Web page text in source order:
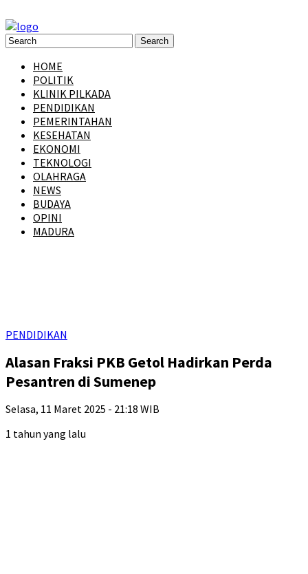
HOME
POLITIK
KLINIK PILKADA
PENDIDIKAN
PEMERINTAHAN
KESEHATAN
EKONOMI
TEKNOLOGI
OLAHRAGA
NEWS
BUDAYA
OPINI
MADURA
PENDIDIKAN
Alasan Fraksi PKB Getol Hadirkan Perda
Pesantren di Sumenep
Selasa, 11 Maret 2025 - 21:18 WIB
1 tahun yang lalu